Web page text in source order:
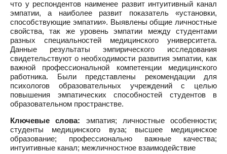
что у респондентов наименее развит интуитивный канал
эмпатии, а наиболее развит показатель «установки,
способствующие эмпатии». Выявлены общие личностные
свойства, так же уровень эмпатии между студентами
разных специальностей медицинского университета.
Данные результаты эмпирического исследования
свидетельствуют о необходимости развития эмпатии, как
важной профессиональной компетенции медицинского
работника. Были представлены рекомендации для
психологов образовательных учреждений с целью
повышения эмпатических способностей студентов в
образовательном пространстве.
Ключевые слова: эмпатия; личностные особенности;
студенты медицинского вуза; высшее медицинское
образование; профессионально важные качества;
интуитивные канал; межличностное взаимодействие